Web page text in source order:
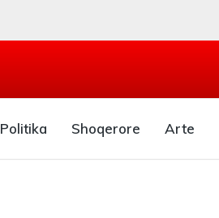
Politika Shoqerore Arte